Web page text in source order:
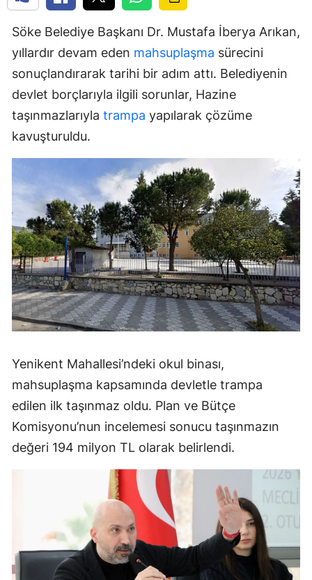
Söke Belediye Başkanı Dr. Mustafa İberya Arıkan,
yıllardır devam eden mahsuplaşma sürecini
sonuçlandırarak tarihi bir adım attı. Belediyenin
devlet borçlarıyla ilgili sorunlar, Hazine
taşınmazlarıyla trampa yapılarak çözüme
kavuşturuldu.
Yenikent Mahallesi’ndeki okul binası,
mahsuplaşma kapsamında devletle trampa
edilen ilk taşınmaz oldu. Plan ve Bütçe
Komisyonu’nun incelemesi sonucu taşınmazın
değeri 194 milyon TL olarak belirlendi.